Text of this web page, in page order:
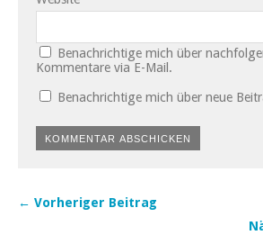
Benachrichtige mich über
Kommentare via E-Mail.
Benachrichtige mich über neue
← Vorheriger Beitrag